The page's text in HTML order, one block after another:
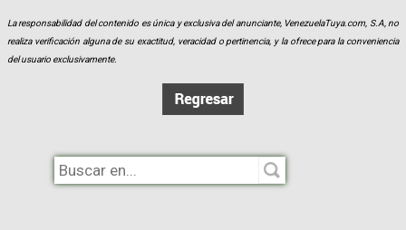
La responsabilidad del contenido es única y exclusiva del anunciante, VenezuelaTuya.com, S.A, no
realiza verificación alguna de su exactitud, veracidad o pertinencia, y la ofrece para la conveniencia
del usuario exclusivamente.